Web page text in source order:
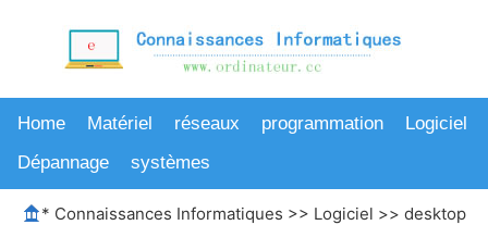
Home Matériel réseaux programmation
Logiciel
Dépannage
systèmes
* Connaissances Informatiques >> Logiciel >> desktop